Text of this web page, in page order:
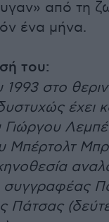
από τη
ένα μήνα.
του:
1993 στο
έχει
Μπέρτολτ
Πάτσας